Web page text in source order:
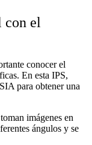
con el
conocer el
En esta IPS,
para obtener una
imágenes en
ángulos y se